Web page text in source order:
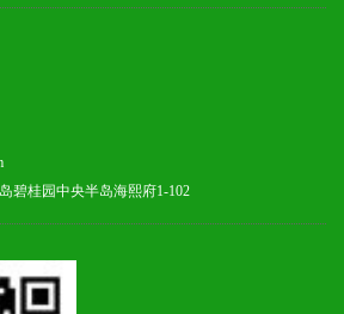
桂园中央半岛海熙府1-102